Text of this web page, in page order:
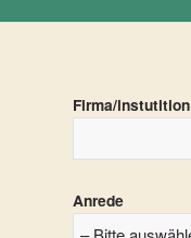
Firma/instutition
Anrede